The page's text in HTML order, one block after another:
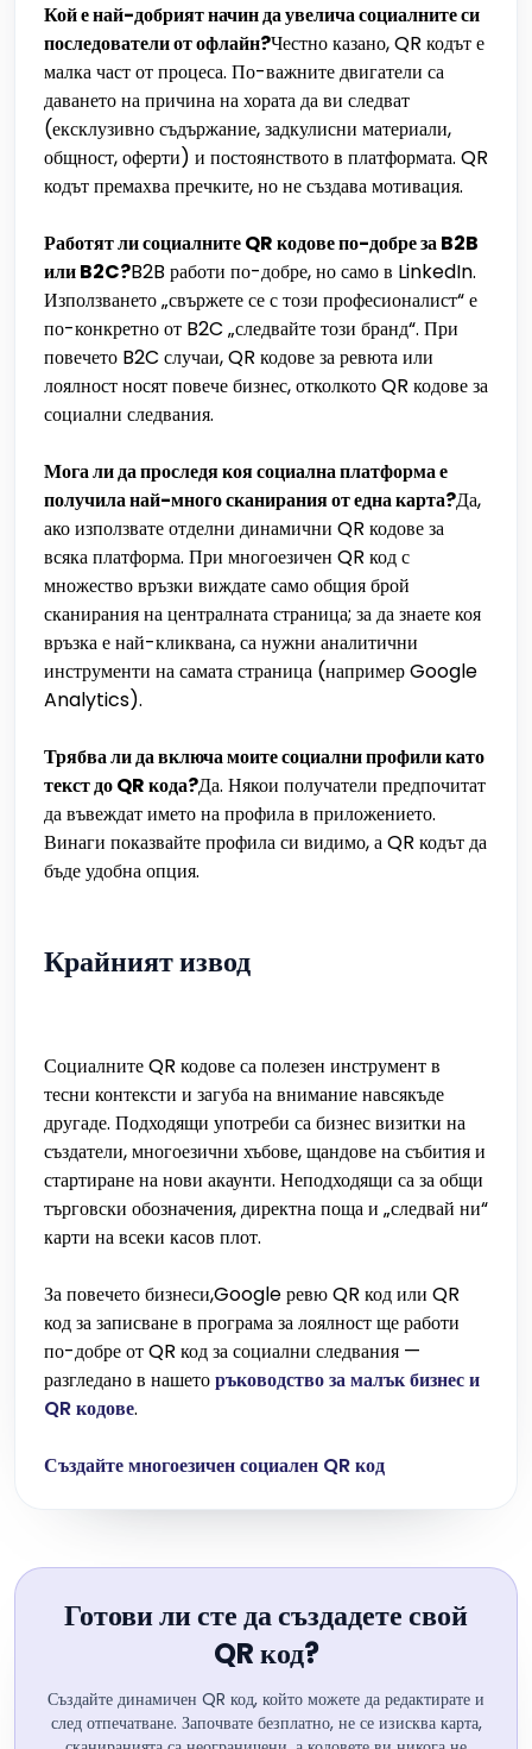
Кой е най-добрият начин да увелича социалните си
последователи от офлайн?Честно казано, QR кодът е
малка част от процеса. По-важните двигатели са
даването на причина на хората да ви следват
(ексклузивно съдържание, задкулисни материали,
общност, оферти) и постоянството в платформата. QR
кодът премахва пречките, но не създава мотивация.
Работят ли социалните QR кодове по-добре за B2B
или B2C?B2B работи по-добре, но само в LinkedIn.
Използването „свържете се с този професионалист“ е
по-конкретно от B2C „следвайте този бранд“. При
повечето B2C случаи, QR кодове за ревюта или
лоялност носят повече бизнес, отколкото QR кодове за
социални следвания.
Мога ли да проследя коя социална платформа е
получила най-много сканирания от една карта?Да,
ако използвате отделни динамични QR кодове за
всяка платформа. При многоезичен QR код с
множество връзки виждате само общия брой
сканирания на централната страница; за да знаете коя
връзка е най-кликвана, са нужни аналитични
инструменти на самата страница (например Google
Analytics).
Трябва ли да включа моите социални профили като
текст до QR кода?Да. Някои получатели предпочитат
да въвеждат името на профила в приложението.
Винаги показвайте профила си видимо, а QR кодът да
бъде удобна опция.
Крайният извод
Социалните QR кодове са полезен инструмент в
тесни контексти и загуба на внимание навсякъде
другаде. Подходящи употреби са бизнес визитки на
създатели, многоезични хъбове, щандове на събития и
стартиране на нови акаунти. Неподходящи са за общи
търговски обозначения, директна поща и „следвай ни“
карти на всеки касов плот.
За повечето бизнеси,Google ревю QR код или QR
код за записване в програма за лоялност ще работи
по-добре от QR код за социални следвания —
разгледано в нашеторъководство за малък бизнес и
QR кодове.
Създайте многоезичен социален QR код
Готови ли сте да създадете свой
QR код?
Създайте динамичен QR код, който можете да редактирате и
след отпечатване. Започвате безплатно, не се изисква карта,